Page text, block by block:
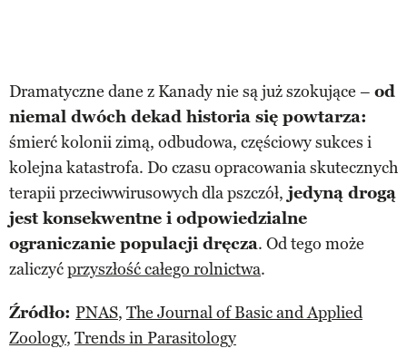
Dramatyczne dane z Kanady nie są już szokujące – od
niemal dwóch dekad historia się powtarza:
śmierć kolonii zimą, odbudowa, częściowy sukces i
kolejna katastrofa. Do czasu opracowania skutecznych
terapii przeciwwirusowych dla pszczół, jedyną drogą
jest konsekwentne i odpowiedzialne
ograniczanie populacji dręcza. Od tego może
zaliczyćprzyszłość całego rolnictwa.
Źródło: PNAS, The Journal of Basic and Applied
Zoology, Trends in Parasitology